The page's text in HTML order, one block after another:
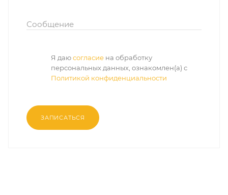
Сообщение
Я даюсогласие на обработку
персональных данных, ознакомлен(а) с
Политикой конфиденциальности
ЗАПИСАТЬСЯ